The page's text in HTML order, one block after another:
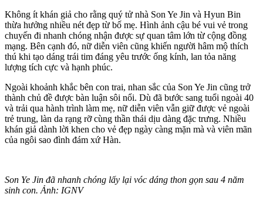
Không ít khán giả cho rằng quý tử nhà Son Ye Jin và Hyun Bin
thừa hưởng nhiều nét đẹp từ bố mẹ. Hình ảnh cậu bé vui vẻ trong
chuyến đi nhanh chóng nhận được sự quan tâm lớn từ cộng đồng
mạng. Bên cạnh đó, nữ diễn viên cũng khiến người hâm mộ thích
thú khi tạo dáng trái tim đáng yêu trước ống kính, lan tỏa năng
lượng tích cực và hạnh phúc.
Ngoài khoảnh khắc bên con trai, nhan sắc của Son Ye Jin cũng trở
thành chủ đề được bàn luận sôi nổi. Dù đã bước sang tuổi ngoài 40
và trải qua hành trình làm mẹ, nữ diễn viên vẫn giữ được vẻ ngoài
trẻ trung, làn da rạng rỡ cùng thần thái dịu dàng đặc trưng. Nhiều
khán giả dành lời khen cho vẻ đẹp ngày càng mặn mà và viên mãn
của ngôi sao đình đám xứ Hàn.
Son Ye Jin đã nhanh chóng lấy lại vóc dáng thon gọn sau 4 năm
sinh con. Ảnh: IGNV